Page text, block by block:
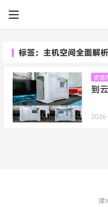
标签：主机空间全面解析
资源
到
津